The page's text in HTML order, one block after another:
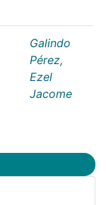
Galindo
Pérez,
Ezel
Jacome